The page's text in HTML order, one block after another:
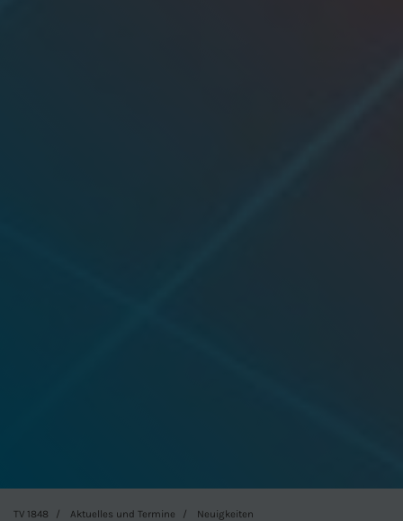
TV 1848 Aktuelles und Termine
Neuigkeiten